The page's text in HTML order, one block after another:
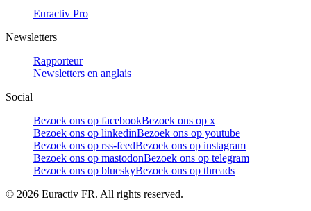
Euractiv Pro
Newsletters
Rapporteur
Newsletters en anglais
Social
Bezoek ons op facebookBezoek ons op x
Bezoek ons op linkedinBezoek ons op youtube
Bezoek ons op rss-feedBezoek ons op instagram
Bezoek ons op mastodonBezoek ons op telegram
Bezoek ons op blueskyBezoek ons op threads
© 2026 Euractiv FR. All rights reserved.